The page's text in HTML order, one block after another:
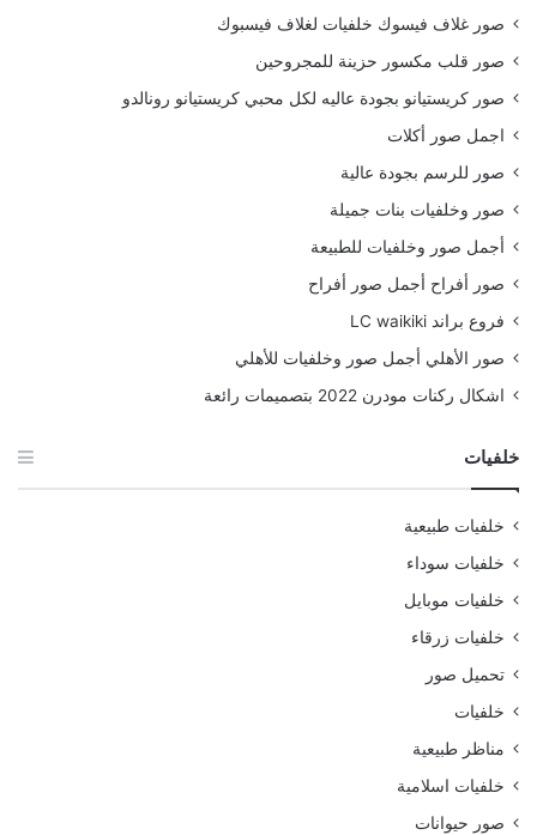
صور غلاف فيسوك خلفيات لغلاف فيسبوك
صور قلب مكسور حزينة للمجروحين
صور كريستيانو بجودة عاليه لكل محبي كريستيانو رونالدو
اجمل صور أكلات
صور للرسم بجودة عالية
صور وخلفيات بنات جميلة
أجمل صور وخلفيات للطبيعة
صور أفراح أجمل صور أفراح
فروع براند LC waikiki
صور الأهلي أجمل صور وخلفيات للأهلي
اشكال ركنات مودرن 2022 بتصميمات رائعة
خلفيات
خلفيات طبيعية
خلفيات سوداء
خلفيات موبايل
خلفيات زرقاء
تحميل صور
خلفيات
مناظر طبيعية
خلفيات اسلامية
صور حيوانات